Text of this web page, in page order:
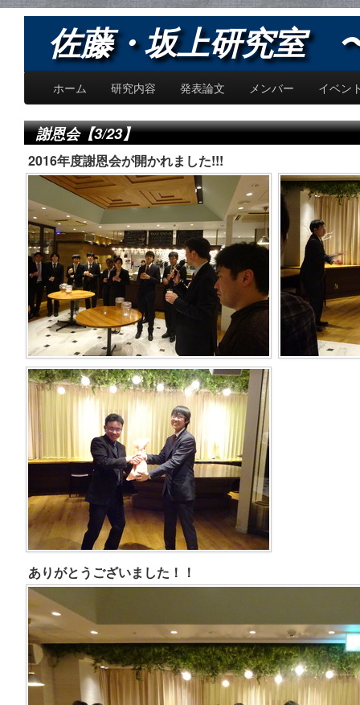
佐藤・坂上研究室
ホーム 研究内容 発表論文 メンバー イベン
謝恩会【3/23】
2016年度謝恩会が開かれました!!!
ありがとうございました！！